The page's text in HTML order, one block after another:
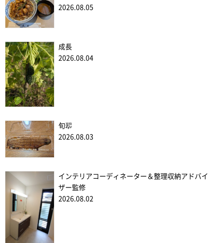
2026.08.05
成長
2026.08.04
旬翆
2026.08.03
インテリアコーディネーター＆整理収納アドバイ
ザー監修
2026.08.02